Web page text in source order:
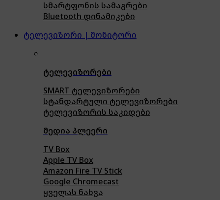
სმარტფონის სამაგრები
Bluetooth დინამიკები
ტელევიზორი | მონიტორი
ტელევიზორები
SMART ტელევიზორები
სტანდარტული ტელევიზორები
ტელევიზორის საკიდები
მედია პლეერი
TV Box
Apple TV Box
Amazon Fire TV Stick
Google Chromecast
ყველას ნახვა